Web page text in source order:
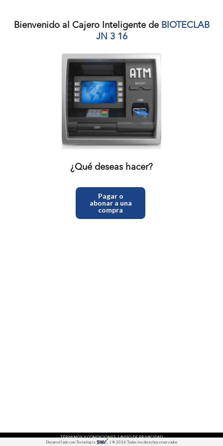
Bienvenido al Cajero Inteligente de BIOTECLAB
JN 3 16
¿Qué deseas hacer?
Pagar o
abonar a una
compra
TÉRMINOS Y CONDICIONES | AVISO DE PRIVACIDAD
Desarrollado con Tecnología
| ® 2026 Todos los derechos reservados